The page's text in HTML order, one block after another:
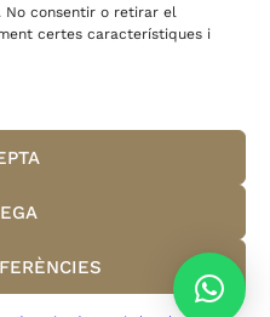
No consentir o retirar el
certes característiques i